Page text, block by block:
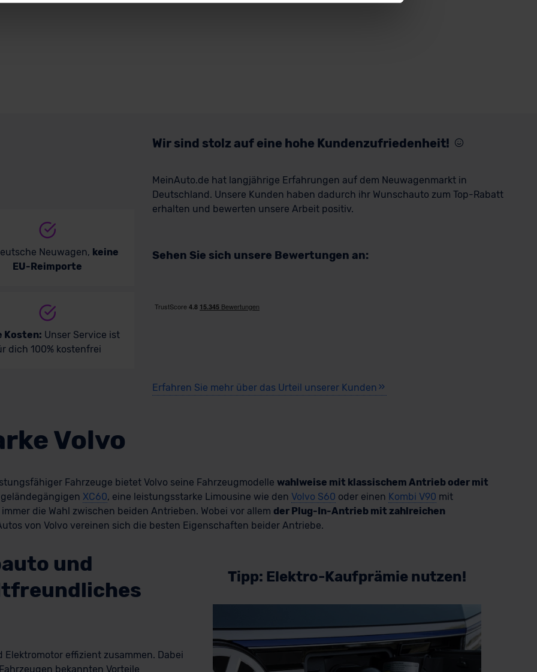
Neuwagen, keine
EU-Reimporte
Kosten: Unser Service ist
dich 100% kostenfrei
Wir sind stolz auf eine hohe Kundenzufriedenheit!
MeinAuto.de hat langjährige Erfahrungen auf dem Neuwagenmarkt in
Deutschland. Unsere Kunden haben dadurch ihr Wunschauto zum Top-Rabatt
erhalten und bewerten unsere Arbeit positiv.
Sehen Sie sich unsere Bewertungen an:
Erfahren Sie mehr über das Urteil unserer Kunden
Volvo
Fahrzeuge bietet Volvo seine Fahrzeugmodelle wahlweise mit klassischem Antrieb oder mit
XC60, eine leistungsstarke Limousine wie den Volvo S60 oder einen Kombi V90 mit
die Wahl zwischen beiden Antrieben. Wobei vor allem der Plug-In-Antrieb mit zahlreichen
von Volvo vereinen sich die besten Eigenschaften beider Antriebe.
Tipp: Elektro-Kaufprämie nutzen!
und
effizient zusammen. Dabei
bekannten Vorteile